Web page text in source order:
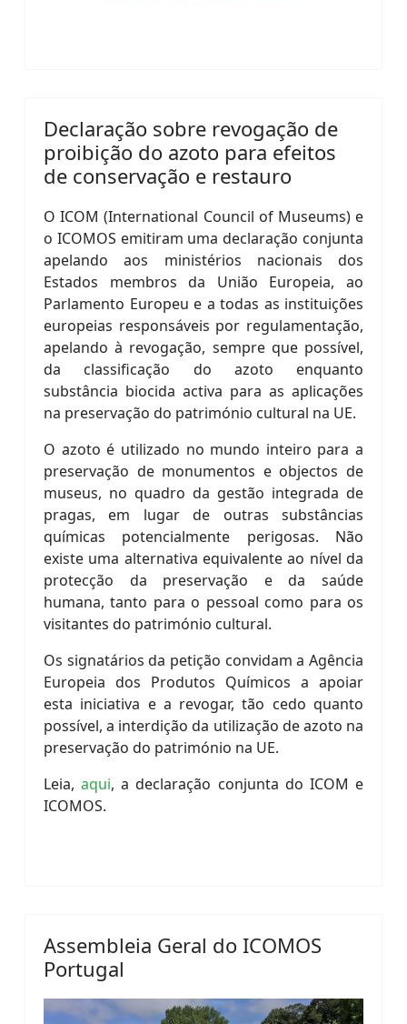
Declaração sobre revogação de
proibição do azoto para efeitos
de conservação e restauro
O ICOM (International Council of Museums) e
o ICOMOS emitiram uma declaração conjunta
apelando aos ministérios nacionais dos
Estados membros da União Europeia, ao
Parlamento Europeu e a todas as instituições
europeias responsáveis por regulamentação,
apelando à revogação, sempre que possível,
da classificação do azoto enquanto
substância biocida activa para as aplicações
na preservação do património cultural na UE.
O azoto é utilizado no mundo inteiro para a
preservação de monumentos e objectos de
museus, no quadro da gestão integrada de
pragas, em lugar de outras substâncias
químicas potencialmente perigosas. Não
existe uma alternativa equivalente ao nível da
protecção da preservação e da saúde
humana, tanto para o pessoal como para os
visitantes do património cultural.
Os signatários da petição convidam a Agência
Europeia dos Produtos Químicos a apoiar
esta iniciativa e a revogar, tão cedo quanto
possível, a interdição da utilização de azoto na
preservação do património na UE.
Leia,aqui, a declaração conjunta do ICOM e
ICOMOS.
Assembleia Geral do ICOMOS
Portugal